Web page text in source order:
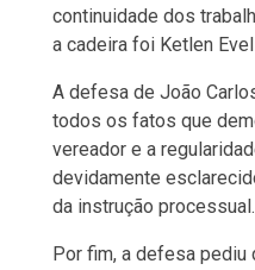
continuidade dos
a cadeira foi Ketlen
A defesa de João
todos os fatos que
vereador e a
devidamente
da instrução processual.
Por fim, a defesa